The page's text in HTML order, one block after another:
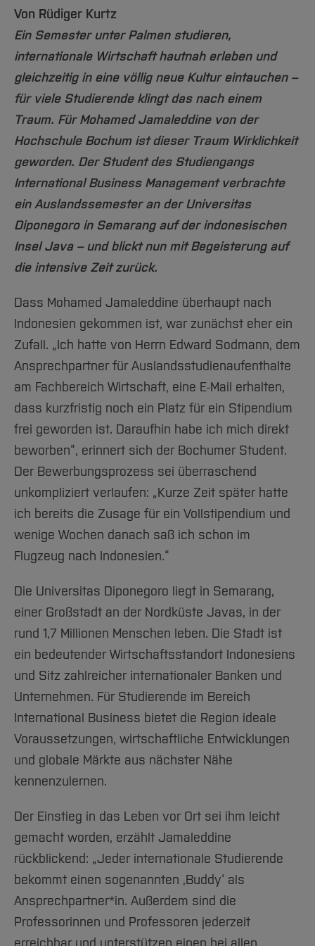
Arbeiten im FB G
Forschung und Projekte
International
Team
Service
Studiengänge
Studieninteressierte
Aktuelles
Studium
Fachgruppen
Forschung und Entwicklung
International
Service
Amtliche Bekanntmachungen
Notfall-Infos
BO Shop
Familiengerechte Hochschule
Gleichstellung
Diskriminierungsfreie Hochschule
Vertretungen
Wahlen
Hochschulbibliothek
Hochschulkommunikation
International Office
Medienzentrum
Zentrale Studienberatung
Von Rüdiger Kurtz
Ein Semester unter Palmen studieren,
internationale Wirtschaft hautnah erleben und
gleichzeitig in eine völlig neue Kultur eintauchen –
für viele Studierende klingt das nach einem
Traum. Für Mohamed Jamaleddine von der
Hochschule Bochum ist dieser Traum Wirklichkeit
geworden. Der Student des Studiengangs
International Business Management verbrachte
ein Auslandssemester an der Universitas
Diponegoro in Semarang auf der indonesischen
Insel Java – und blickt nun mit Begeisterung auf
die intensive Zeit zurück.
Dass Mohamed Jamaleddine überhaupt nach
Indonesien gekommen ist, war zunächst eher ein
Zufall. „Ich hatte von Herrn Edward Sodmann, dem
Ansprechpartner für Auslandsstudienaufenthalte
am Fachbereich Wirtschaft, eine E-Mail erhalten,
dass kurzfristig noch ein Platz für ein Stipendium
frei geworden ist. Daraufhin habe ich mich direkt
beworben“, erinnert sich der Bochumer Student.
Der Bewerbungsprozess sei überraschend
unkompliziert verlaufen: „Kurze Zeit später hatte
ich bereits die Zusage für ein Vollstipendium und
wenige Wochen danach saß ich schon im
Flugzeug nach Indonesien.“
Die Universitas Diponegoro liegt in Semarang,
einer Großstadt an der Nordküste Javas, in der
rund 1,7 Millionen Menschen leben. Die Stadt ist
ein bedeutender Wirtschaftsstandort Indonesiens
und Sitz zahlreicher internationaler Banken und
Unternehmen. Für Studierende im Bereich
International Business bietet die Region ideale
Voraussetzungen, wirtschaftliche Entwicklungen
und globale Märkte aus nächster Nähe
kennenzulernen.
Der Einstieg in das Leben vor Ort sei ihm leicht
gemacht worden, erzählt Jamaleddine
rückblickend: „Jeder internationale Studierende
bekommt einen sogenannten ‚Buddy‘ als
Ansprechpartner*in. Außerdem sind die
Professorinnen und Professoren jederzeit